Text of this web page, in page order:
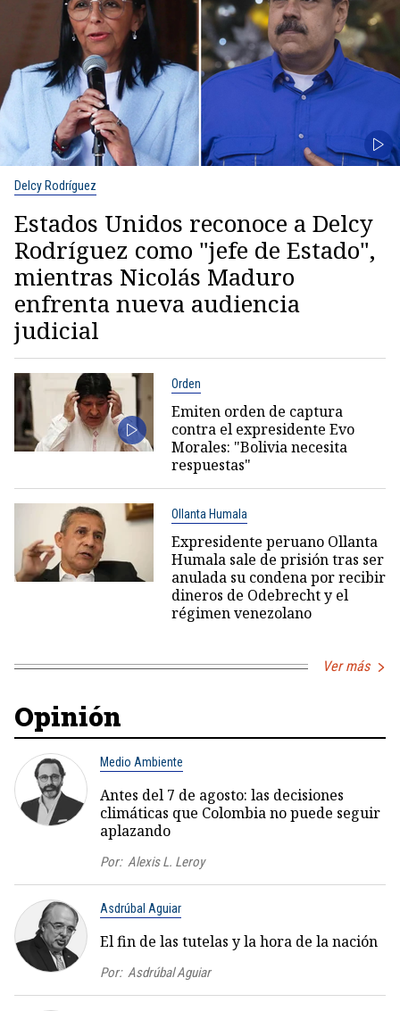
Delcy Rodríguez
Estados Unidos reconoce a Delcy
Rodríguez como "jefe de Estado",
mientras Nicolás Maduro
enfrenta nueva audiencia
judicial
Orden
Emiten orden de captura
contra el expresidente Evo
Morales: "Bolivia necesita
respuestas"
Ollanta Humala
Expresidente peruano Ollanta
Humala sale de prisión tras ser
anulada su condena por recibir
dineros de Odebrecht y el
régimen venezolano
Ver más
Opinión
Medio Ambiente
Antes del 7 de agosto: las decisiones
climáticas que Colombia no puede seguir
aplazando
Por: Alexis L. Leroy
Asdrúbal Aguiar
El fin de las tutelas y la hora de la nación
Por: Asdrúbal Aguiar